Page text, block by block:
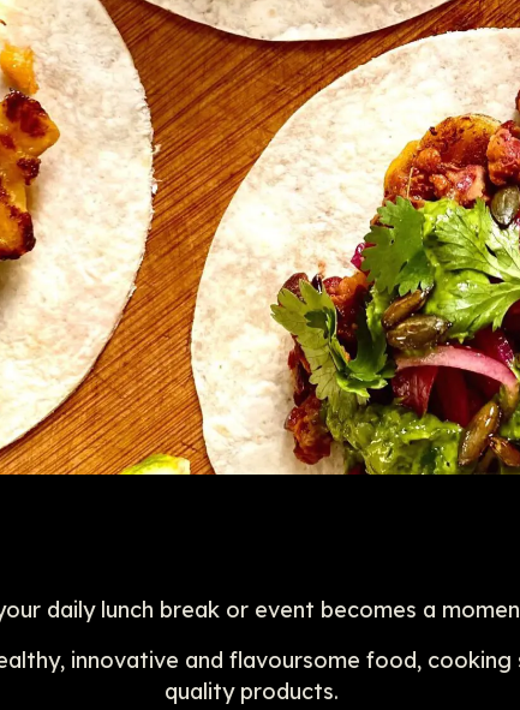
daily lunch break or event becomes a
innovative and flavoursome food, cooking
quality products.